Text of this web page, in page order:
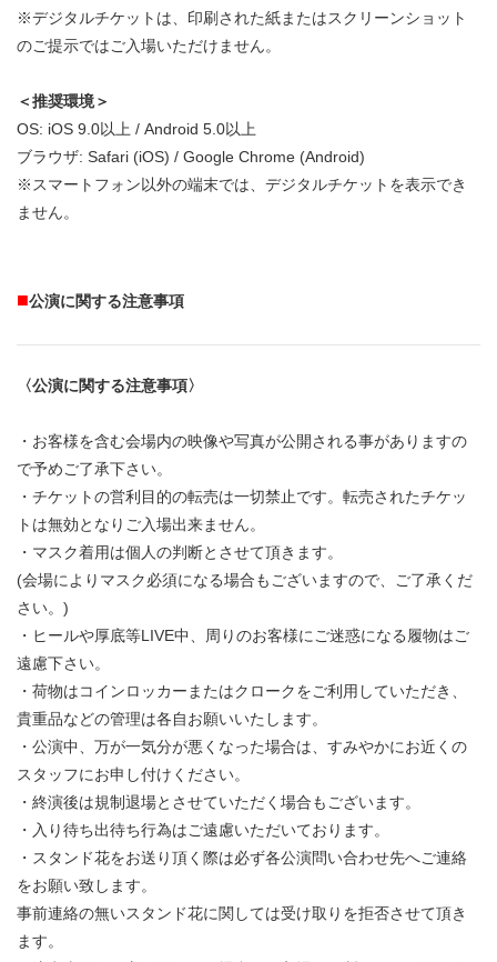
※デジタルチケットは、印刷された紙またはスクリーンショット
のご提示ではご入場いただけません。
＜推奨環境＞
OS: iOS 9.0以上 / Android 5.0以上
ブラウザ: Safari (iOS) / Google Chrome (Android)
※スマートフォン以外の端末では、デジタルチケットを表示でき
ません。
■公演に関する注意事項
〈公演に関する注意事項〉
・お客様を含む会場内の映像や写真が公開される事がありますの
で予めご了承下さい。
・チケットの営利目的の転売は一切禁止です。転売されたチケッ
トは無効となりご入場出来ません。
・マスク着用は個人の判断とさせて頂きます。
(会場によりマスク必須になる場合もございますので、ご了承くだ
さい。)
・ヒールや厚底等LIVE中、周りのお客様にご迷惑になる履物はご
遠慮下さい。
・荷物はコインロッカーまたはクロークをご利用していただき、
貴重品などの管理は各自お願いいたします。
・公演中、万が一気分が悪くなった場合は、すみやかにお近くの
スタッフにお申し付けください。
・終演後は規制退場とさせていただく場合もございます。
・入り待ち出待ち行為はご遠慮いただいております。
・スタンド花をお送り頂く際は必ず各公演問い合わせ先へご連絡
をお願い致します。
事前連絡の無いスタンド花に関しては受け取りを拒否させて頂き
ます。